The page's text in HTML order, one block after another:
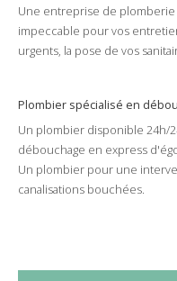
Une entreprise de plomberie
impeccable pour vos
urgents, la pose de vos
Plombier spécialisé en
Un plombier disponible 24h/
débouchage en express d'
Un plombier pour une
canalisations bouchées.